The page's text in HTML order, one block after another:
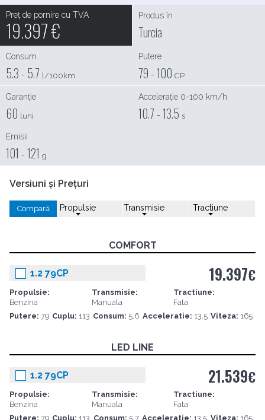
Preț de pornire cu TVA
19.397€
Produs în
Turcia
Consum
5.3 - 5.7 l/100km
Putere
79 - 100 CP
Garanție
60 luni
Accelerație 0-100 km/h
10.7 - 13.5 s
Emisii
101 - 121 g
Versiuni și Prețuri
Compară Propulsie Transmisie Tractiune
COMFORT
1.2 79CP
Propulsie:
Benzina
Transmisie:
Manuala
Tractiune:
Fata
Putere: 79 Cuplu: 113 Consum: 5.6 Acceleratie: 13.5 Viteza: 165
19.397€
LED LINE
1.2 79CP
Propulsie:
Benzina
Transmisie:
Manuala
Tractiune:
Fata
Putere: 79 Cuplu: 113 Consum: 5.7 Acceleratie: 13.5 Viteza: 165
21.539€